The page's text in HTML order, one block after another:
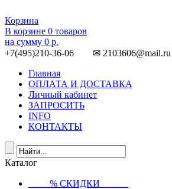
Корзина
В корзине 0 товаров
на сумму 0 р.
+7(495)210-36-06 ✉ 2103606@mail.ru
Главная
ОПЛАТА И ДОСТАВКА
Личный кабинет
ЗАПРОСИТЬ
INFO
КОНТАКТЫ
Каталог
⠀⠀⠀% СКИДКИ⠀⠀⠀⠀